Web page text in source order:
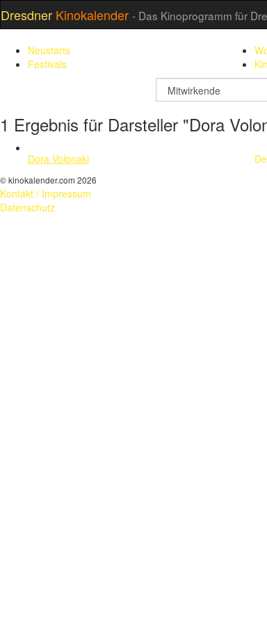
Dresdner Kinokalender - Das Kinoprogramm für
Neustarts
Festivals
suchfeld
1 Ergebnis für Darsteller "Dora
Dora Volonaki
© kinokalender.com 2026
Kontakt / Impressum
Datenschutz